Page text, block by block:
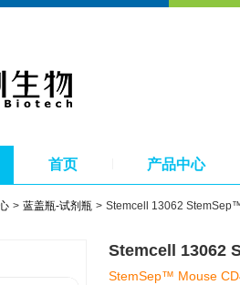
首页 产品中心
蓝盖瓶-试剂瓶 Stemcell 13062
Stemcell 13062
StemSep™ Mouse